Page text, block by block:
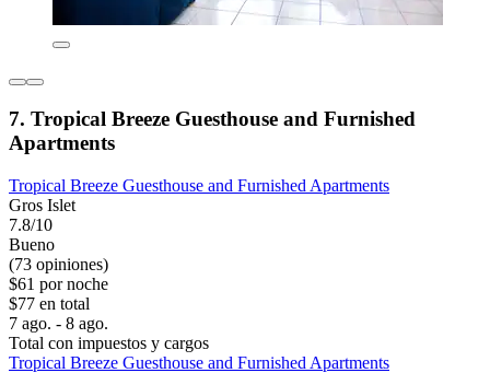
7. Tropical Breeze Guesthouse and Furnished
Apartments
Tropical Breeze Guesthouse and Furnished Apartments
Gros Islet
7.8/10
Bueno
(73 opiniones)
$61 por noche
$77 en total
7 ago. - 8 ago.
Total con impuestos y cargos
Tropical Breeze Guesthouse and Furnished Apartments